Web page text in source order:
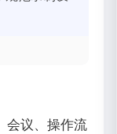
会议、操作流